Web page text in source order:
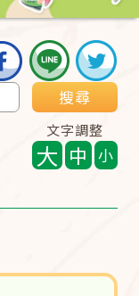
搜尋
文字調整
大 中 小